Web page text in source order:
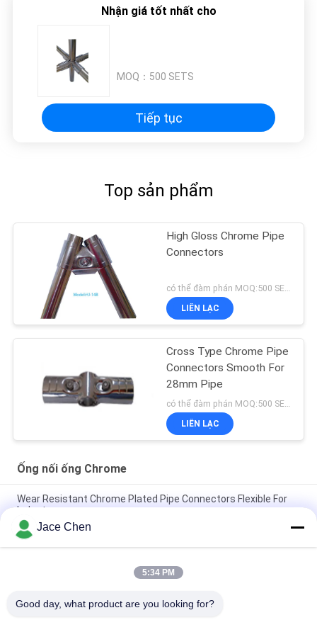
Nhận giá tốt nhất cho
MOQ： 500 SETS
Tiếp tục
Top sản phẩm
High Gloss Chrome Pipe
Connectors
có thể đàm phán MOQ:500 SETS
LIÊN LẠC
Cross Type Chrome Pipe
Connectors Smooth For
28mm Pipe
LIÊN LẠC
Ống nối ống Chrome
Wear Resistant Chrome Plated Pipe Connectors Flexible For
Industry
Đầu nối ống Chrome cường độ cao, phụ kiện đường ống công
nghiệp 2,5 mm HJ-6D
Chrome Pipe Fittings Polishing Chrome Industrial Pipe Fittings
Jace Chen
5:34 PM
Good day, what product are you looking for?